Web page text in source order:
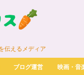
伝えるメディア
ブログ運営 映画・音